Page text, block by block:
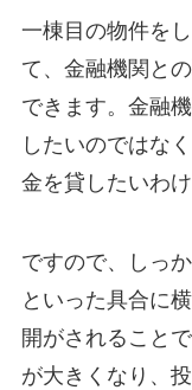
一棟目の物件を
て、金融機関と
できます。金融
したいのではな
金を貸したいわけ
ですので、しっ
といった具合に
開がされること
が大きくなり、